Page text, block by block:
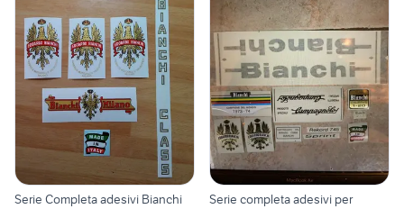
Serie Completa adesivi Bianchi
Serie completa adesivi per